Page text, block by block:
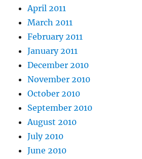
April 2011
March 2011
February 2011
January 2011
December 2010
November 2010
October 2010
September 2010
August 2010
July 2010
June 2010